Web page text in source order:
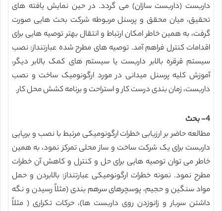
داربست (داربست سازان) می گردد. در حین نمایش یافته های
تحقیق، میان محقق و پرسنل مربوطه شرکت بحث هایی صورت
گرفت، به همین خاطر امکان ارتباط و انتقال بهتر توصیه هایی برای
اقدامات کنترل فراهم آمد. توصیه های مطرح شده عبارتنداز: نصب
سیستم قرقره بالابر داربست یا سیستم های کمک بالابر دیگر،
آموزش کلیه پرسنل میدانی در مورد ارگونومیک ساخت و نصب
داربست، زمان بندی درست کار و استراحت و برنامه کشش محل کار.
4- بحث
مطالعه حاضر بر ارزیابی خطرات ارگونومیکی مرتبط با نصب و برپایی
داربست برای یک شرکت ساخت و ساز محلی تمرکز نمود، به همین
خاطر می توان توصیه هایی برای حل و کنترل و کاهش آن خطرات
مطرح نمود. نمونه خطرات ارگونومیکی عبارتنداز: بالابردن و حمل
مواد سنگین و حجیم، پوسچرهای سرهم بندی (مثلاً رسیدن و نگه
داشتن سربار و زانوزدن روی داربست ها)، حرکات تکراری ( مثلاً